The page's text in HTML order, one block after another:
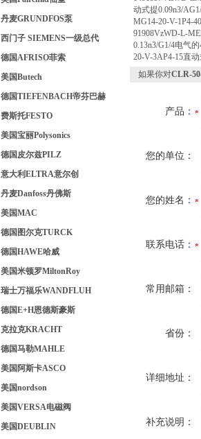
丹麦GRUNDFOS泵
西门子 SIEMENS一级总代
德国AFRISO菲索
美国Butech
德国TIEFENBACH帝芬巴赫
费斯托FESTO
美国宝丽Polysonics
德国皮尔兹PILZ
意大利ELTRA意尔创
丹麦Danfoss丹佛斯
美国MAC
德国图尔克TURCK
德国HAWE哈威
美国米顿罗MiltonRoy
瑞士万福乐WANDFLUH
德国E+H恩德斯豪斯
克拉克KRACHT
德国马勒MAHLE
美国阿斯卡ASCO
美国nordson
美国VERSA电磁阀
美国DEUBLIN
动式提0.09n3/
MG14-20-V-1P4-
91908VzWD-L-
0.13n3/G1/4电气
20-V-3AP4-15直
如果你对CLR-
产品：
您的单位：
您的姓名：
联系电话：
常用邮箱：
省份：
详细地址：
补充说明：